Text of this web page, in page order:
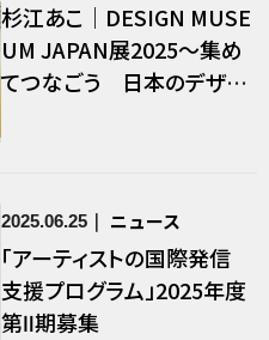
杉江あこ｜DESIGN MUSE
UM JAPAN展2025～集め
てつなごう 日本のデザイ
2025.06.25 ニュース
「アーティストの国際発信
支援プログラム」2025年度
第Ⅱ期募集